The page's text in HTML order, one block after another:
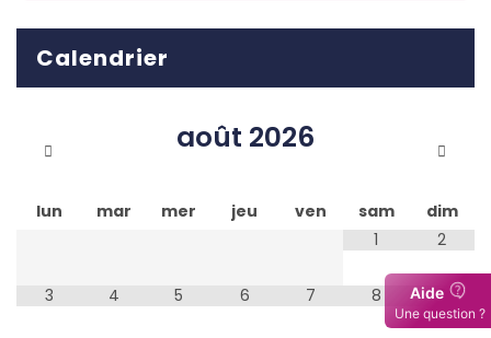
Calendrier
août 2026
lun mar mer jeu ven sam
dim
1
2
3 4 5 6 7 8 9